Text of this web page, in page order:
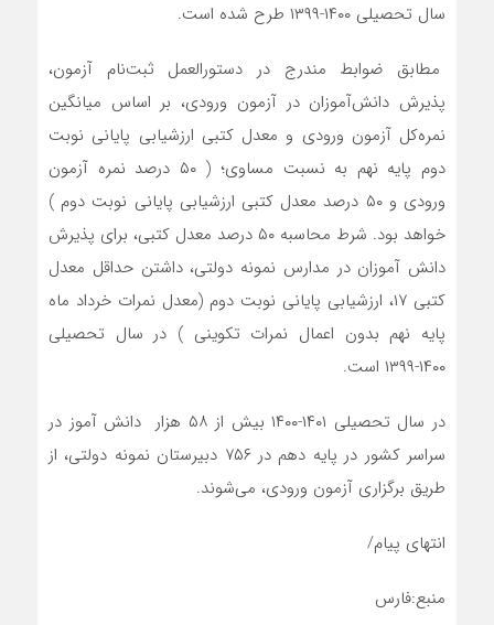
سال تحصیلی ۱۴۰۰-۱۳۹۹ طرح شده است.
مطابق ضوابط مندرج در دستورالعمل ثبت‌نام آزمون،
پذیرش دانش‌آموزان در آزمون ورودی، بر اساس میانگین
نمره‌کل آزمون ورودی و معدل کتبی ارزشیابی پایانی نوبت
دوم پایه نهم به نسبت مساوی؛ ( ۵۰ درصد نمره آزمون
ورودی و ۵۰ درصد معدل کتبی ارزشیابی پایانی نوبت دوم )
خواهد بود. شرط محاسبه ۵۰ درصد معدل کتبی، برای پذیرش
دانش آموزان در مدارس نمونه دولتی، داشتن حداقل معدل
کتبی ۱۷، ارزشیابی پایانی نوبت دوم (معدل نمرات خرداد ماه
پایه نهم بدون اعمال نمرات تکوینی ) در سال تحصیلی
۱۴۰۰-۱۳۹۹ است.
در سال تحصیلی ۱۴۰۱-۱۴۰۰ بیش از ۵۸ هزار دانش آموز در
سراسر کشور در پایه دهم در ۷۵۶ دبیرستان نمونه دولتی، از
طریق برگزاری آزمون ورودی، می‌شوند.
انتهای پیام/
منبع:فارس